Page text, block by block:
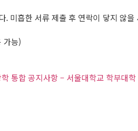
흡한 서류 제출 후 연락이 닿지 않
가능)
통합 공지사항 – 서울대학교 학부대학